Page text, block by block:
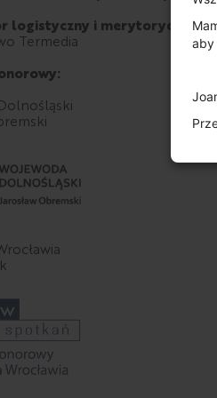
logistyczny i merytoryczny:
Termedia
aby